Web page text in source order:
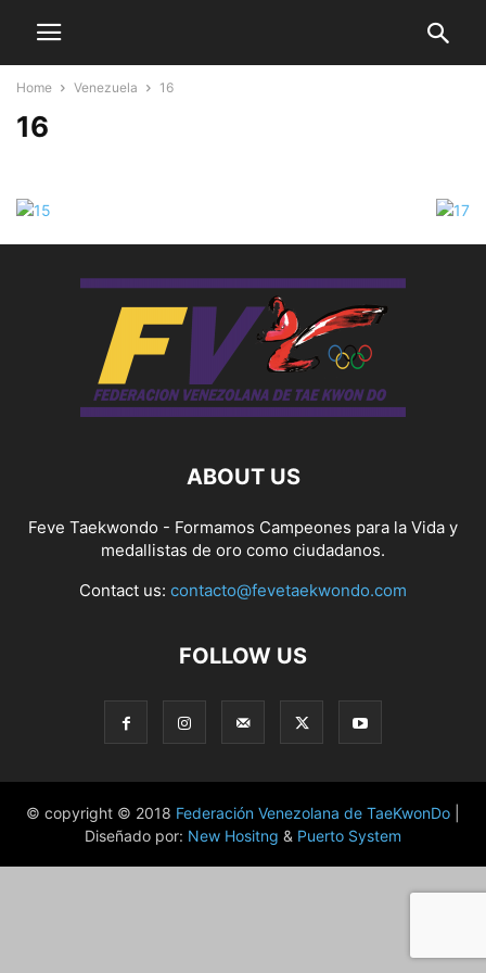
Home Venezuela 16
16
ABOUT US
Feve Taekwondo - Formamos Campeones para la Vida y
medallistas de oro como ciudadanos.
Contact us: contacto@fevetaekwondo.com
FOLLOW US
© copyright © 2018 Federación Venezolana de TaeKwonDo
Diseñado por: New Hositng & Puerto System